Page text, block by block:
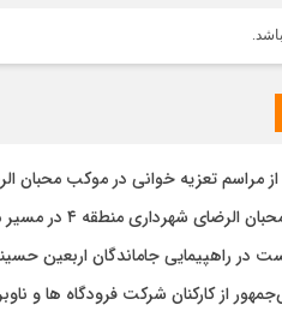
از مراسم تعزیه خوانی در موکب
شهرداری منطقه ۴ در مسیر مشایه
در راهپیمایی جاماندگان اربعین
از کارکنان شرکت فرودگاه ها و